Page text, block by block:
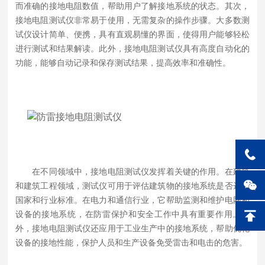
而准确的接地电阻数值，帮助用户了解接地系统的状态。其次，
接地电阻测试仪非常易于使用，无需复杂的操作步骤。大多数测
试仪设计简单、便携，具有直观易懂的界面，使得用户能够轻松
进行测试和结果解读。此外，接地电阻测试仪具有高度自动化的
功能，能够自动记录和保存测试结果，提高效率和准确性。
在不同领域中，接地电阻测试仪发挥着关键的作用。在建筑
和建筑工程领域，测试仪可用于评估建筑物的接地系统是否达到
国家和行业标准。在电力和通信行业，它帮助监测和维护电网和
设备的接地系统，在防雷保护和安全工作中具有重要作用。此
外，接地电阻测试仪还应用于工业生产中的接地系统，帮助优化
设备的接地性能，保护人员和生产设备免受雷击和电击的危害。